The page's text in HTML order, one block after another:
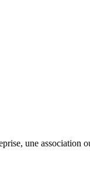
une association